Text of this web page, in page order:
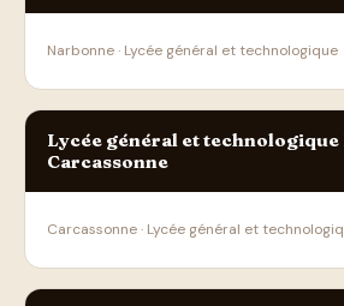
Narbonne · Lycée général et technologique
Lycée général et technologique
Carcassonne
Carcassonne · Lycée général et